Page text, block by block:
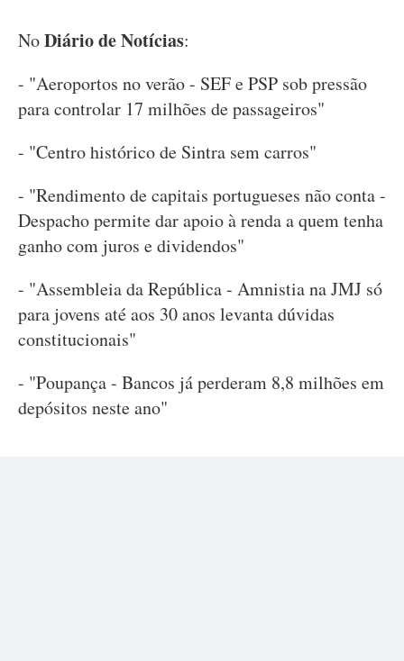
NoDiário de Notícias:
- "Aeroportos no verão - SEF e PSP sob pressão
para controlar 17 milhões de passageiros"
- "Centro histórico de Sintra sem carros"
- "Rendimento de capitais portugueses não conta -
Despacho permite dar apoio à renda a quem tenha
ganho com juros e dividendos"
- "Assembleia da República - Amnistia na JMJ só
para jovens até aos 30 anos levanta dúvidas
constitucionais"
- "Poupança - Bancos já perderam 8,8 milhões em
depósitos neste ano"